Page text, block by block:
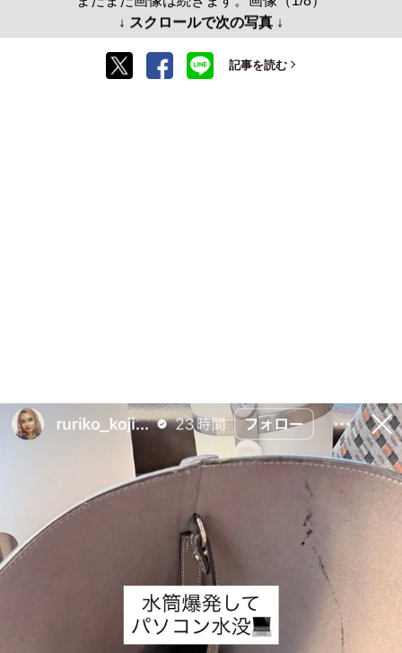
↓ スクロールで次の写真 ↓
記事を読む